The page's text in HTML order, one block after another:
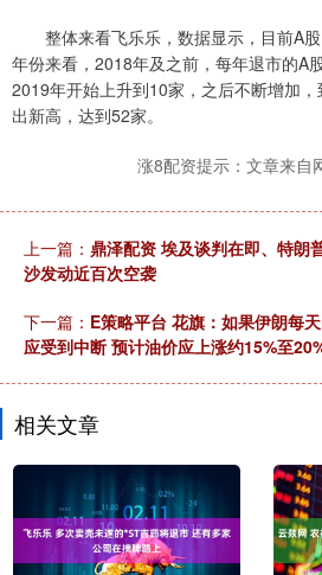
整体来看飞乐乐，数据显示，目前A股
年份来看，2018年及之前，每年退市的A
2019年开始上升到10家，之后不断增加
出新高，达到52家。
涨8配资提示：文章来自
上一篇： 鼎泽配资 埃及谈判在即、特朗
沙发动近百次空袭
下一篇： E策略平台 花旗：如果伊朗每
应受到中断 预计油价应上涨约15%至
相关文章